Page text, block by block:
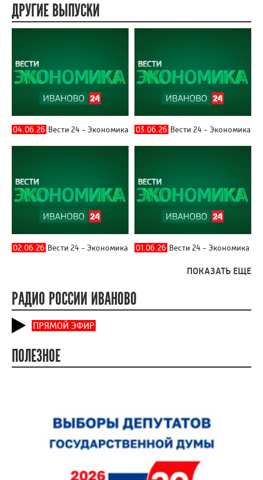
ДРУГИЕ ВЫПУСКИ
04.06.26 Вести 24 - Экономика 03.06.26 Вести 24 - Экономика
02.06.26 Вести 24 - Экономика 01.06.26 Вести 24 - Экономика
ПОКАЗАТЬ ЕЩЕ
РАДИО РОССИИ ИВАНОВО
ПРЯМОЙ ЭФИР
ПОЛЕЗНОЕ